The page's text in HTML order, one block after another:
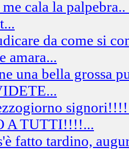
cala la
da come si
amara...
una bella
A TUTTI!!!!...
fatto tardino,